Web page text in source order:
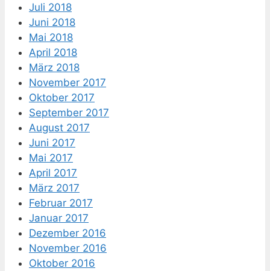
Juli 2018
Juni 2018
Mai 2018
April 2018
März 2018
November 2017
Oktober 2017
September 2017
August 2017
Juni 2017
Mai 2017
April 2017
März 2017
Februar 2017
Januar 2017
Dezember 2016
November 2016
Oktober 2016